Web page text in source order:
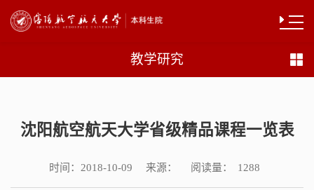
教学研究
沈阳航空航天大学省级精品课程一览表
时间： 2018-10-09 来源： 阅读量： 1288